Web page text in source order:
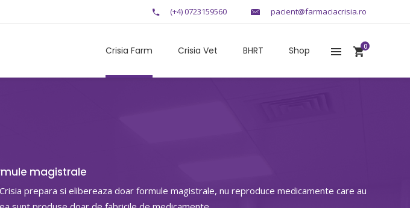
(+4) 0723159560 pacient@farmaciacrisia.ro
Crisia Farm Crisia Vet BHRT Shop 0
magistrale
prepara si elibereaza doar formule magistrale, nu reproduce medicamente care au